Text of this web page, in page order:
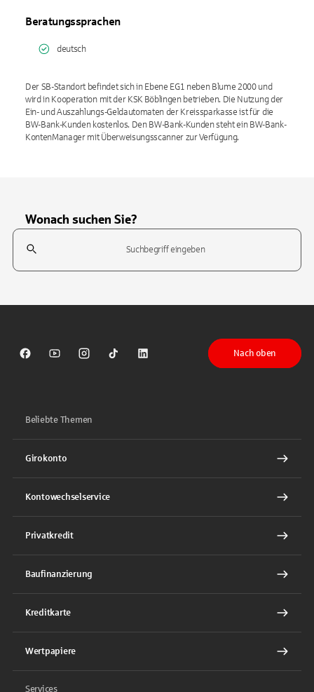
Beratungssprachen
deutsch
Der SB-Standort befindet sich in Ebene EG1 neben Blume 2000 und
wird in Kooperation mit der KSK Böblingen betrieben. Die Nutzung der
Ein- und Auszahlungs-Geldautomaten der Kreissparkasse ist für die
BW-Bank-Kunden kostenlos. Den BW-Bank-Kunden steht ein BW-Bank-
KontenManager mit Überweisungsscanner zur Verfügung.
Wonach suchen Sie?
Suchfeld
Sparkasse auf Facebook
Sparkasse auf Youtube
Sparkasse auf Instagram
Sparkasse auf TikTok
Sparkasse auf LinkedIn
Nach oben
Beliebte Themen
Girokonto
Kontowechselservice
Privatkredit
Baufinanzierung
Kreditkarte
Wertpapiere
Services